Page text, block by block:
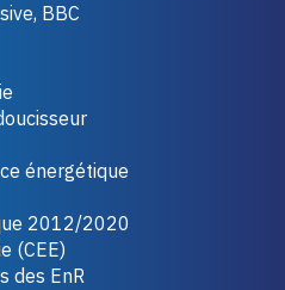
BBC
énergétique
2012/2020
(CEE)
des EnR